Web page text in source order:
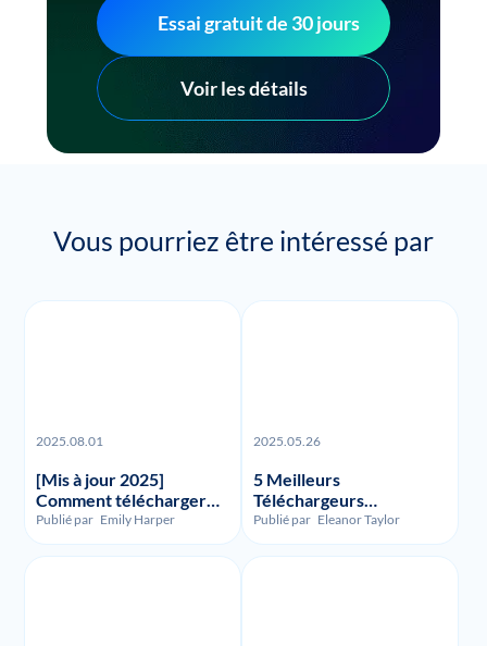
Essai gratuit de 30 jours
Voir les détails
Vous pourriez être intéressé par
2025.08.01
[Mis à jour 2025]
Comment télécharger
des enregistrements et
des vidéos FuboTV ?
Publié par Emily Harper
2025.05.26
5 Meilleurs
Téléchargeurs
Funimation en 2023 :
Avis et Comparaison
Publié par Eleanor Taylor